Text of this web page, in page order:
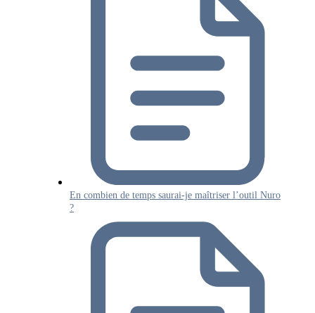
En combien de temps saurai-je maîtriser l’outil Nuro
?